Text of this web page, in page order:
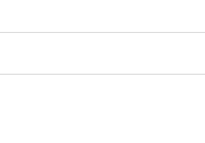
suženjstva in
ladjedelstvo ter
monokultur   in